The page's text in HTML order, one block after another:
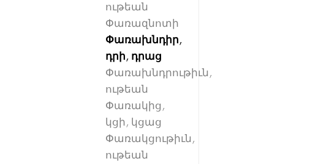
ութեան
Փառազնոտի
Փառախնդիր,
դրի, դրաց
Փառախնդրութիւն,
ութեան
Փառակից,
կցի, կցաց
Փառակցութիւն,
ութեան